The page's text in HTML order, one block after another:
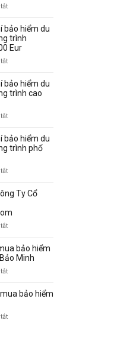
ở
bảo
hiểm
du
Bảo
Minh
bảo hiểm du
trình
Eur
ở
lợi
và
du
lịch
tế
Chương
thượng
hạng
Eur
bảo hiểm du
trình cao
ở
lợi
và
du
quốc
tế
Chương
trình
75.000
Eur
bảo hiểm du
trình phổ
ở
lợi
và
biểu
du
lịch
quốc
–
Ty Cổ
ở
thiệu
về
Công
Cổ
Bảo
bảo hiểm
Minh
ở
ích
khi
bảo hiểm
ở